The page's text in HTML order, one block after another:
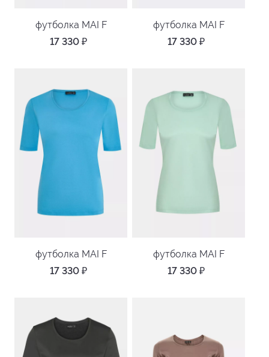
футболка MAI F
17 330 ₽
футболка MAI F
17 330 ₽
футболка MAI F
17 330 ₽
футболка MAI F
17 330 ₽